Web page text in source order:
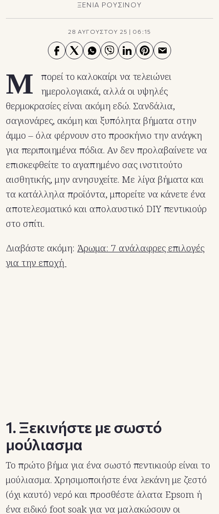
ΞΕΝΙΑ ΡΟΥΣΙΝΟΥ
28 ΑΥΓΟΥΣΤΟΥ 25 | 06:15
Μ
πορεί το καλοκαίρι να τελειώνει
ημερολογιακά, αλλά οι υψηλές
θερμοκρασίες είναι ακόμη εδώ. Σανδάλια,
σαγιονάρες, ακόμη και ξυπόλητα βήματα στην
άμμο – όλα φέρνουν στο προσκήνιο την ανάγκη
για περιποιημένα πόδια. Αν δεν προλαβαίνετε να
επισκεφθείτε το αγαπημένο σας ινστιτούτο
αισθητικής, μην ανησυχείτε. Με λίγα βήματα και
τα κατάλληλα προϊόντα, μπορείτε να κάνετε ένα
αποτελεσματικό και απολαυστικό DIY πεντικιούρ
στο σπίτι.
Διαβάστε ακόμη: Άρωμα: 7 ανάλαφρες επιλογές
για την εποχή
1. Ξεκινήστε με σωστό
μούλιασμα
Το πρώτο βήμα για ένα σωστό πεντικιούρ είναι το
μούλιασμα. Χρησιμοποιήστε ένα λεκάνη με ζεστό
(όχι καυτό) νερό και προσθέστε άλατα Epsom ή
ένα ειδικό foot soak για να μαλακώσουν οι